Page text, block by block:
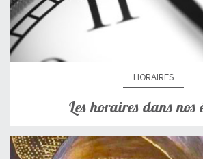
HORAIRES
Les horaires dans nos